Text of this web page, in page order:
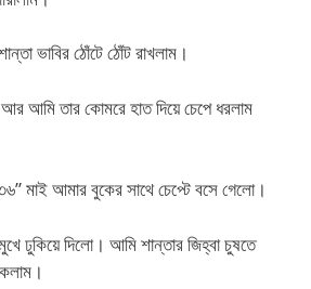
ভাবির ঠোঁটে ঠোঁট রাখলাম।
আর আমি তার কোমরে হাত দিয়ে চেপে ধরলাম
মাই আমার বুকের সাথে চেপ্টে বসে গেলো।
ঢুকিয়ে দিলো। আমি শান্তার জিহ্বা চুষতে